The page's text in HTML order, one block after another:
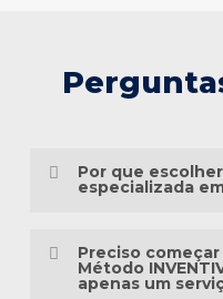
Por que
especializada
mais do que
Preciso
Método
apenas um